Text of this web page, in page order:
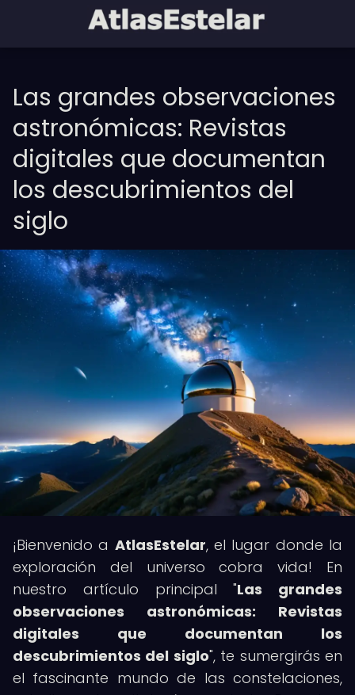
Las grandes observaciones
astronómicas: Revistas
digitales que documentan
los descubrimientos del
siglo
¡Bienvenido a AtlasEstelar, el lugar donde la
exploración del universo cobra vida! En
nuestro artículo principal "Las grandes
observaciones astronómicas: Revistas
digitales que documentan los
descubrimientos del siglo", te sumergirás en
el fascinante mundo de las constelaciones,